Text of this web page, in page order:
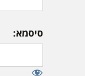
סיסמא: